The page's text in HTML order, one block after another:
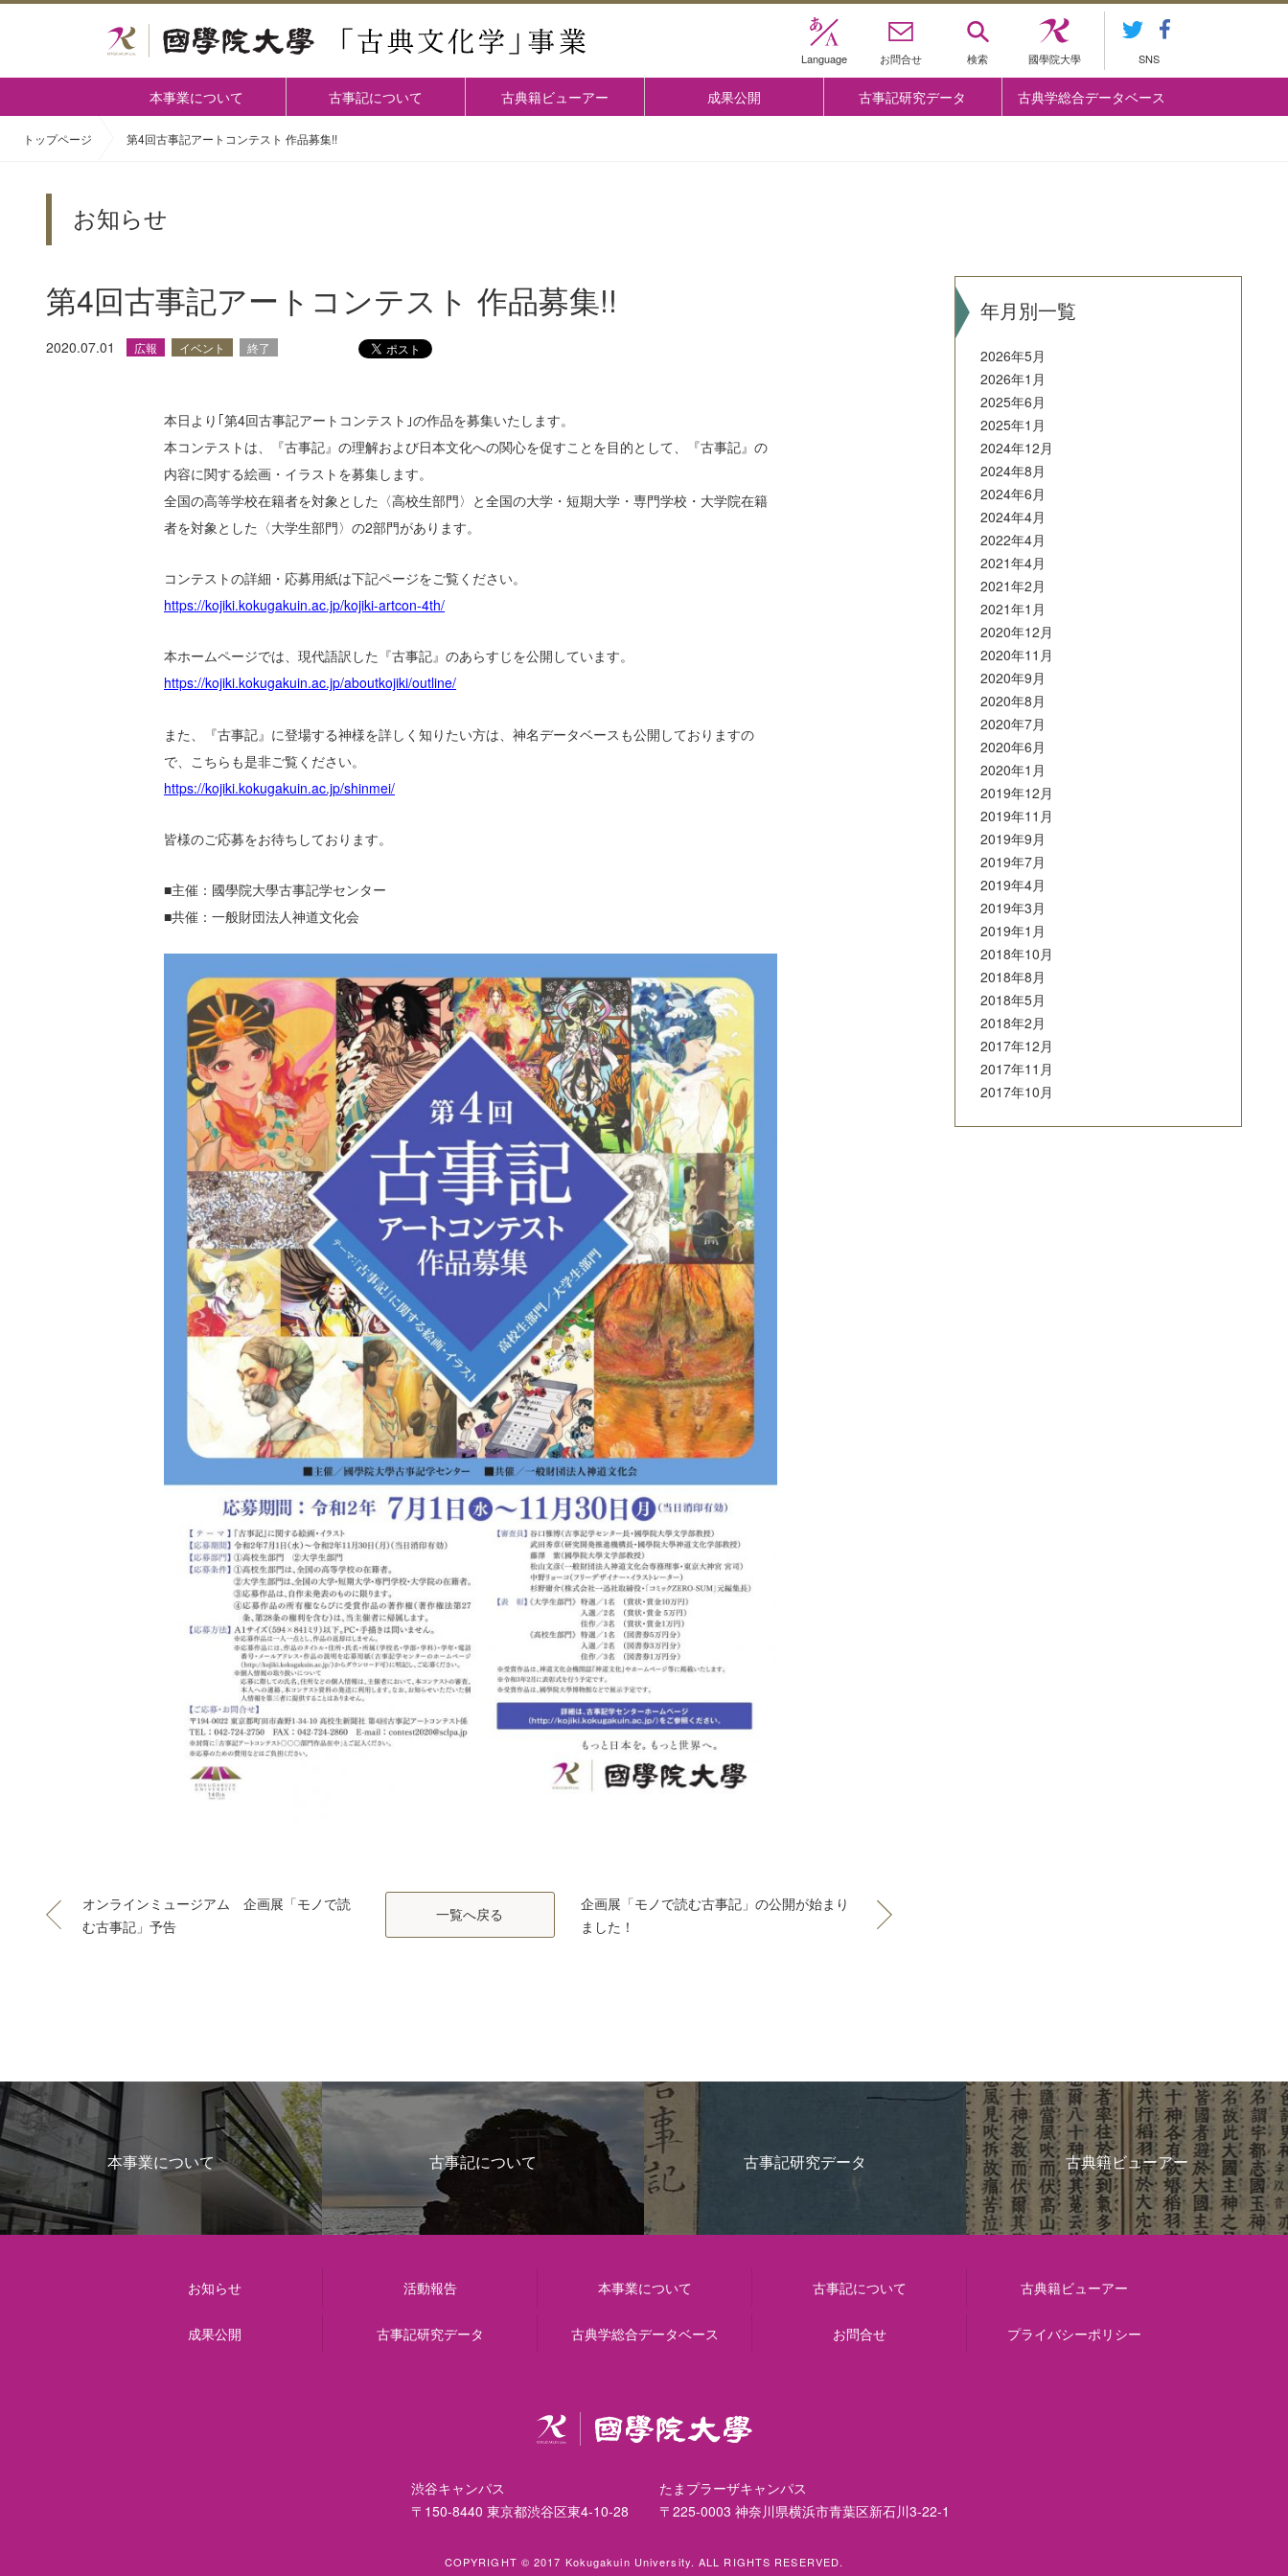
Language お問合せ 検索 國學院大學 SNS
本事業について 古事記について 古典籍ビューアー 成果公開 古事記研究データ 古典学総合データベース
トップページ 第4回古事記アートコンテスト 作品募集!!
お知らせ
第4回古事記アートコンテスト 作品募集!!
2020.07.01 広報 イベント 終了
本日より｢第4回古事記アートコンテスト｣の作品を募集いたします。
本コンテストは、『古事記』の理解および日本文化への関心を促すことを目的として、『古事記』の
内容に関する絵画・イラストを募集します。
全国の高等学校在籍者を対象とした〈高校生部門〉と全国の大学・短期大学・専門学校・大学院在籍
者を対象とした〈大学生部門〉の2部門があります。
コンテストの詳細・応募用紙は下記ページをご覧ください。
https://kojiki.kokugakuin.ac.jp/kojiki-artcon-4th/
本ホームページでは、現代語訳した『古事記』のあらすじを公開しています。
https://kojiki.kokugakuin.ac.jp/aboutkojiki/outline/
また、『古事記』に登場する神様を詳しく知りたい方は、神名データベースも公開しておりますの
で、こちらも是非ご覧ください。
https://kojiki.kokugakuin.ac.jp/shinmei/
皆様のご応募をお待ちしております。
■主催：國學院大學古事記学センター
■共催：一般財団法人神道文化会
オンラインミュージアム 企画展「モノで読
む古事記」予告
一覧へ戻る
企画展「モノで読む古事記」の公開が始まり
ました！
年月別一覧
2026年5月
2026年1月
2025年6月
2025年1月
2024年12月
2024年8月
2024年6月
2024年4月
2022年4月
2021年4月
2021年2月
2021年1月
2020年12月
2020年11月
2020年9月
2020年8月
2020年7月
2020年6月
2020年1月
2019年12月
2019年11月
2019年9月
2019年7月
2019年4月
2019年3月
2019年1月
2018年10月
2018年8月
2018年5月
2018年2月
2017年12月
2017年11月
2017年10月
本事業について 古事記について 古事記研究データ 古典籍ビューアー
お知らせ 活動報告 本事業について 古事記について 古典籍ビューアー
成果公開 古事記研究データ 古典学総合データベース お問合せ プライバシーポリシー
渋谷キャンパス
〒150-8440 東京都渋谷区東4-10-28
たまプラーザキャンパス
〒225-0003 神奈川県横浜市青葉区新石川3-22-1
COPYRIGHT © 2017 Kokugakuin University.ALL RIGHTS RESERVED.